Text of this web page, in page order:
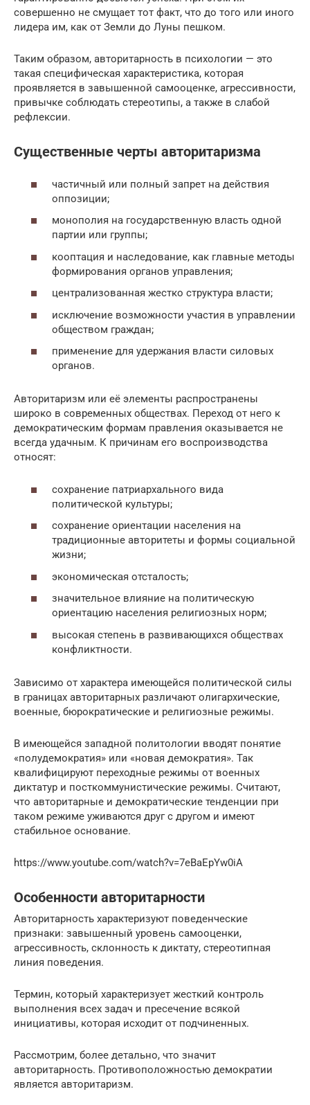
совершенно не смущает тот факт, что до того или иного
лидера им, как от Земли до Луны пешком.
Таким образом, авторитарность в психологии — это
такая специфическая характеристика, которая
проявляется в завышенной самооценке, агрессивности,
привычке соблюдать стереотипы, а также в слабой
рефлексии.
Существенные черты авторитаризма
частичный или полный запрет на действия
оппозиции;
монополия на государственную власть одной
партии или группы;
кооптация и наследование, как главные методы
формирования органов управления;
централизованная жестко структура власти;
исключение возможности участия в управлении
обществом граждан;
применение для удержания власти силовых
органов.
Авторитаризм или её элементы распространены
широко в современных обществах. Переход от него к
демократическим формам правления оказывается не
всегда удачным. К причинам его воспроизводства
относят:
сохранение патриархального вида
политической культуры;
сохранение ориентации населения на
традиционные авторитеты и формы социальной
жизни;
экономическая отсталость;
значительное влияние на политическую
ориентацию населения религиозных норм;
высокая степень в развивающихся обществах
конфликтности.
Зависимо от характера имеющейся политической силы
в границах авторитарных различают олигархические,
военные, бюрократические и религиозные режимы.
В имеющейся западной политологии вводят понятие
«полудемократия» или «новая демократия». Так
квалифицируют переходные режимы от военных
диктатур и посткоммунистические режимы. Считают,
что авторитарные и демократические тенденции при
таком режиме уживаются друг с другом и имеют
стабильное основание.
https://www.youtube.com/watch?v=7eBaEpYw0iA
Особенности авторитарности
Авторитарность характеризуют поведенческие
признаки: завышенный уровень самооценки,
агрессивность, склонность к диктату, стереотипная
линия поведения.
Термин, который характеризует жесткий контроль
выполнения всех задач и пресечение всякой
инициативы, которая исходит от подчиненных.
Рассмотрим, более детально, что значит
авторитарность. Противоположностью демократии
является авторитаризм.